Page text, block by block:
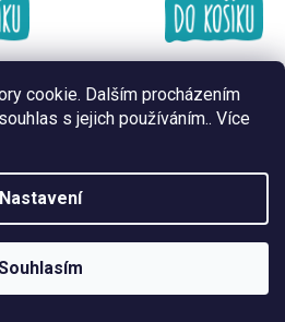
cookie. Dalším procházením
s jejich používáním.. Více
Nastavení
400 ml